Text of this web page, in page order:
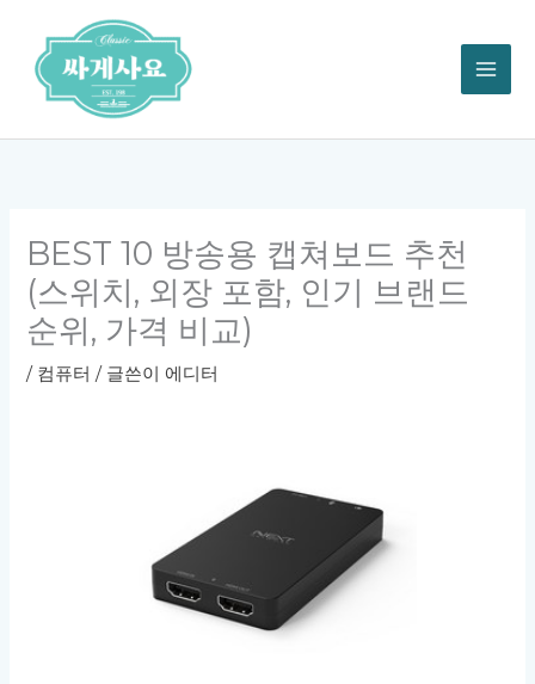
너
BEST 10 방송용 캡쳐보드 추천
(스위치, 외장 포함, 인기 브랜드
순위, 가격 비교)
/ 컴퓨터 / 글쓴이 에디터